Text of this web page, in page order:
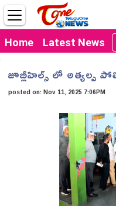
Home Latest News
జూబ్లీహిల్స్ ‌లో అత్యల్ప
posted on:Nov 11, 2025 7:06PM